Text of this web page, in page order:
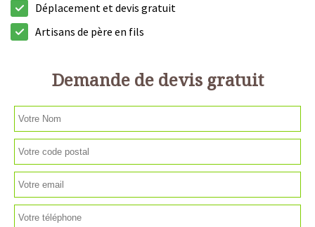
Déplacement et devis gratuit
Artisans de père en fils
Demande de devis gratuit